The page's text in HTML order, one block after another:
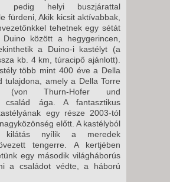
pedig helyi buszjárattal
fürdeni, Akik kicsit aktívabbak,
tehetnek egy sétát
között a hegygerincen,
a Duino-i kastélyt (a
kb. 4 km, túracipő ajánlott).
több mint 400 éve a Della
tulajdona, amely a Della Torre
(von Thurn-Hofer und
család ága. A fantasztikus
egy része 2003-tól
előtt. A kastélyból
kilátás nyílik a meredek
tengerre. A kertjében
egy második világháborús
a családot védte, a háború